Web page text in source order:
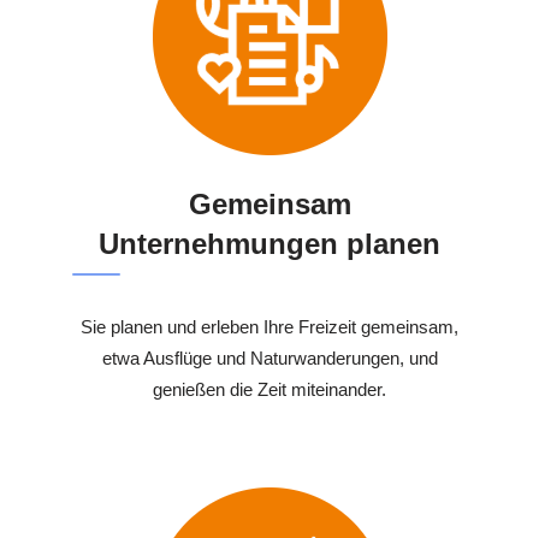
Gemeinsam
Unternehmungen planen
Sie planen und erleben Ihre Freizeit gemeinsam,
etwa Ausflüge und Naturwanderungen, und
genießen die Zeit miteinander.